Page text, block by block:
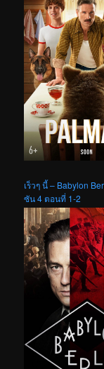
เร็วๆ นี้ – Babylon
ซัน 4 ตอนที่ 1-2